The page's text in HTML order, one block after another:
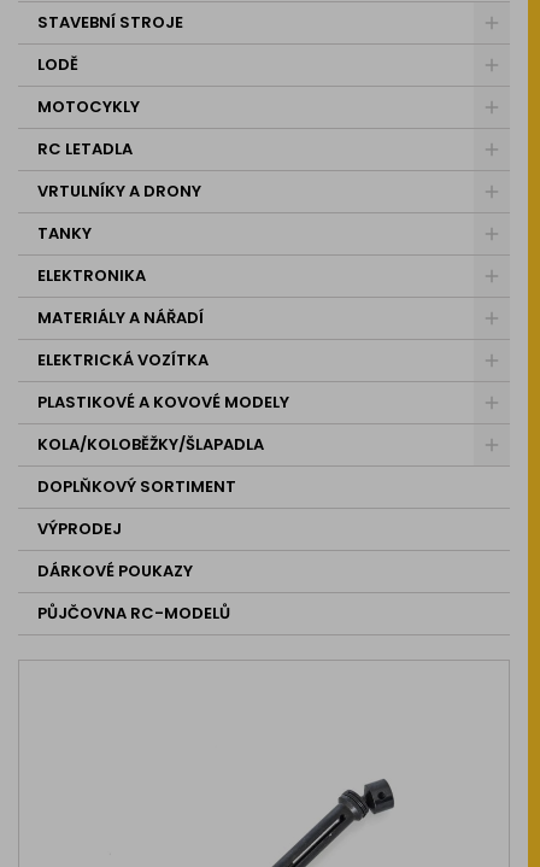
STAVEBNÍ STROJE
LODĚ
MOTOCYKLY
RC LETADLA
VRTULNÍKY A DRONY
TANKY
ELEKTRONIKA
MATERIÁLY A NÁŘADÍ
ELEKTRICKÁ VOZÍTKA
PLASTIKOVÉ A KOVOVÉ MODELY
KOLA/KOLOBĚŽKY/ŠLAPADLA
DOPLŇKOVÝ SORTIMENT
VÝPRODEJ
DÁRKOVÉ POUKAZY
PŮJČOVNA RC-MODELŮ